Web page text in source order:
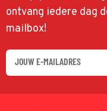
ontvang iedere dag
mailbox!